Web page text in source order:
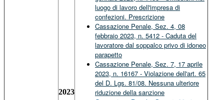
2023
luogo di lavoro dell'impresa di
confezioni. Prescrizione
Cassazione Penale, Sez. 4, 08
febbraio 2023, n. 5412 - Caduta del
lavoratore dal soppalco privo di idoneo
parapetto
Cassazione Penale, Sez. 7, 17 aprile
2023, n. 16167 - Violazione dell'art. 65
del D. Lgs. 81/08. Nessuna ulteriore
riduzione della sanzione